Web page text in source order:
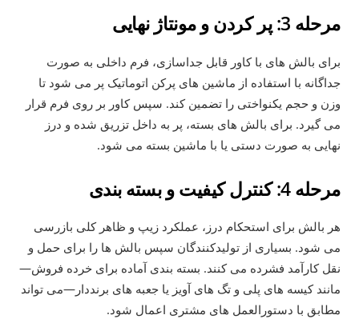
مرحله 3: پر کردن و مونتاژ نهایی
برای بالش های با کاور قابل جداسازی، فرم داخلی به صورت
جداگانه با استفاده از ماشین های پرکن اتوماتیک پر می شود تا
وزن و حجم یکنواختی را تضمین کند. سپس کاور بر روی فرم قرار
می گیرد. برای بالش های بسته، پر به داخل تزریق شده و درز
نهایی به صورت دستی یا با ماشین بسته می شود.
مرحله 4: کنترل کیفیت و بسته بندی
هر بالش برای استحکام درز، عملکرد زیپ و ظاهر کلی بازرسی
می شود. بسیاری از تولیدکنندگان سپس بالش ها را برای حمل و
نقل کارآمد فشرده می کنند. بسته بندی آماده برای خرده فروش—
مانند کیسه های پلی و تگ های آویز یا جعبه های برنددار—می تواند
مطابق با دستورالعمل های مشتری اعمال شود.